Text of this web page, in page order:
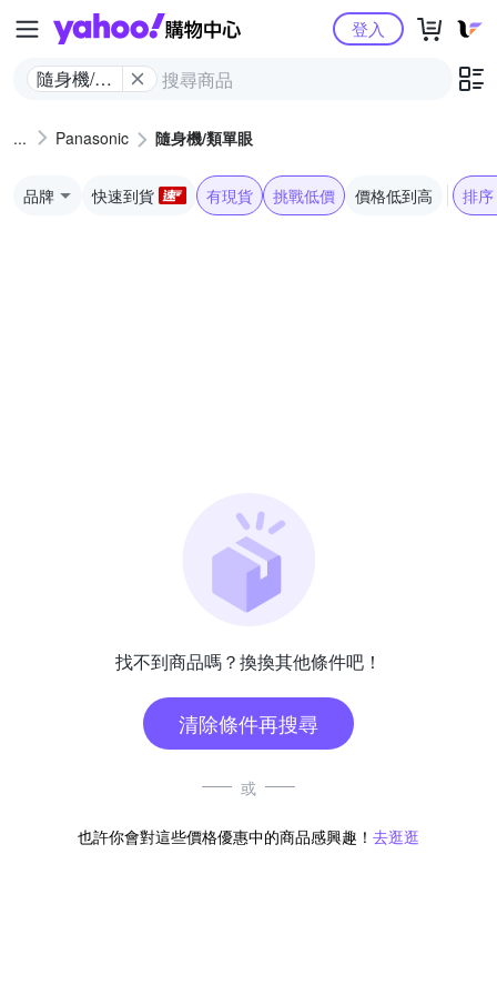
Yahoo購物中心
隨身機/類
登入
Panasonic 隨身機/類單眼
品牌 快速到貨 有現貨 挑戰低價 價格低到高 排序
找不到商品嗎？換換其他條件吧！
清除條件再搜尋
或
也許你會對這些價格優惠中的商品感興趣！ 去逛逛